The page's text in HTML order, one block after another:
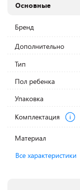
Основные
Бренд
Дополнительно
Тип
Пол ребенка
Упаковка
Комплектация
Материал
Все характеристики